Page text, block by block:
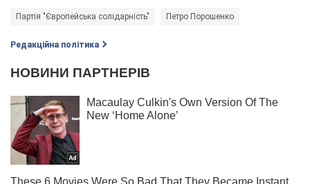
Партія "Європейська солідарність" Петро Порошенко
Редакційна політика